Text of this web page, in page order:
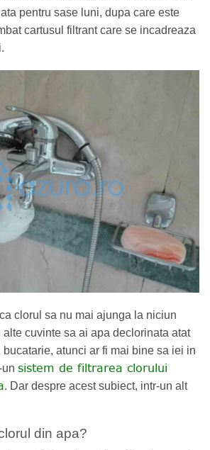
pentru sase luni, dupa care este
cartusul filtrant care se incadreaza
clorul sa nu mai ajunga la niciun
alte cuvinte sa ai apa declorinata atat
bucatarie, atunci ar fi mai bine sa iei in
sistem de filtrarea clorului
. Dar despre acest subiect, intr-un alt
din apa?